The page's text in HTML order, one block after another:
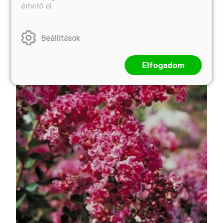
Rendkívül ízletes, éretten finom édes, ropogós húsú
érhető el.
Beállítások
Elfogadom